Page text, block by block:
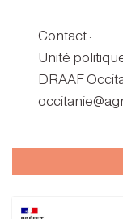
Contact :
Unité
DRAAF